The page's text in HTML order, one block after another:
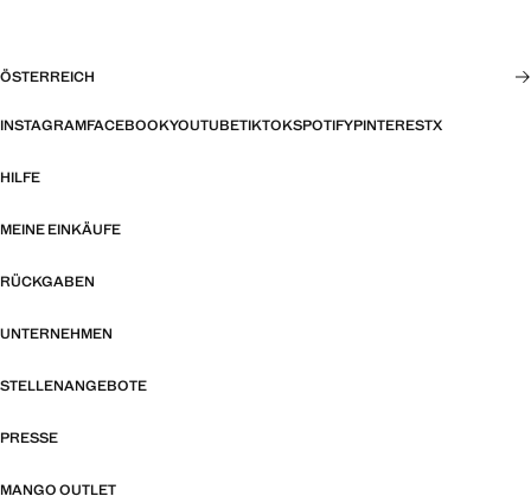
ÖSTERREICH
INSTAGRAMFACEBOOKYOUTUBETIKTOKSPOTIFYPINTERESTX
HILFE
MEINE EINKÄUFE
RÜCKGABEN
UNTERNEHMEN
STELLENANGEBOTE
PRESSE
MANGO OUTLET